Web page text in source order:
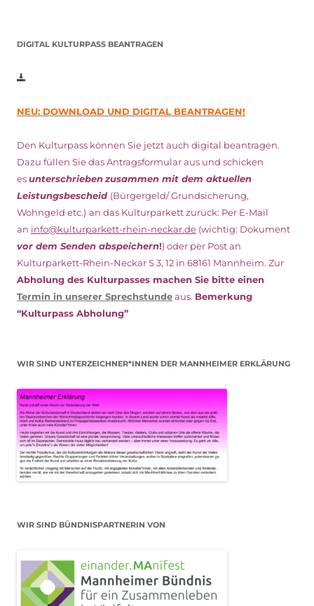
DIGITAL KULTURPASS BEANTRAGEN
NEU: DOWNLOAD UND DIGITAL BEANTRAGEN!
Den Kulturpass können Sie jetzt auch digital beantragen.
Dazu füllen Sie das Antragsformular aus und schicken
esunterschriebenzusammen mit dem aktuellen
Leistungsbescheid (Bürgergeld/ Grundsicherung,
Wohngeld etc.) an das Kulturparkett zurück: Per E-Mail
an info@kulturparkett-rhein-neckar.de (wichtig: Dokument
vor dem Senden abspeichern!) oder per Post an
Kulturparkett-Rhein-Neckar S 3, 12 in 68161 Mannheim. Zur
Abholung des Kulturpasses machen Sie bitte einen
Termin in unserer Sprechstundeaus. Bemerkung
“Kulturpass Abholung”
WIR SIND UNTERZEICHNER*INNEN DER MANNHEIMER ERKLÄRUNG
WIR SIND BÜNDNISPARTNERIN VON